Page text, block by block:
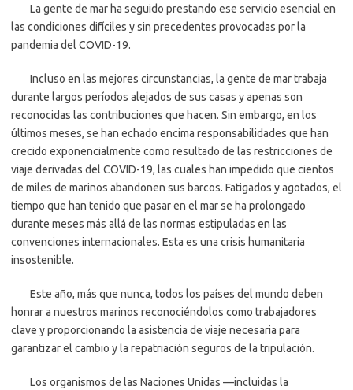
La gente de mar ha seguido prestando ese servicio esencial en
las condiciones difíciles y sin precedentes provocadas por la
pandemia del COVID-19.
Incluso en las mejores circunstancias, la gente de mar trabaja
durante largos períodos alejados de sus casas y apenas son
reconocidas las contribuciones que hacen. Sin embargo, en los
últimos meses, se han echado encima responsabilidades que han
crecido exponencialmente como resultado de las restricciones de
viaje derivadas del COVID-19, las cuales han impedido que cientos
de miles de marinos abandonen sus barcos. Fatigados y agotados, el
tiempo que han tenido que pasar en el mar se ha prolongado
durante meses más allá de las normas estipuladas en las
convenciones internacionales. Esta es una crisis humanitaria
insostenible.
Este año, más que nunca, todos los países del mundo deben
honrar a nuestros marinos reconociéndolos como trabajadores
clave y proporcionando la asistencia de viaje necesaria para
garantizar el cambio y la repatriación seguros de la tripulación.
Los organismos de las Naciones Unidas —incluidas la